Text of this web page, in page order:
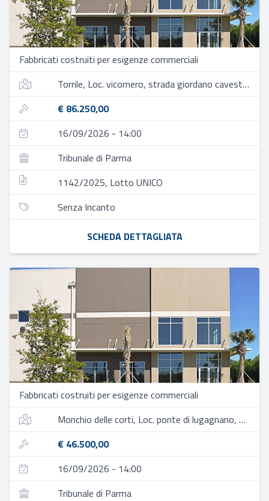
Fabbricati costruiti per esigenze commerciali
Torrile, Loc. vicomero, strada giordano cavestro, 41
€ 86.250,00
16/09/2026 - 14:00
Tribunale di Parma
1142/2025, Lotto UNICO
Senza Incanto
SCHEDA DETTAGLIATA
Fabbricati costruiti per esigenze commerciali
Monchio delle corti, Loc. ponte di lugagnano, strada vecciatica, 7-9
€ 46.500,00
16/09/2026 - 14:00
Tribunale di Parma